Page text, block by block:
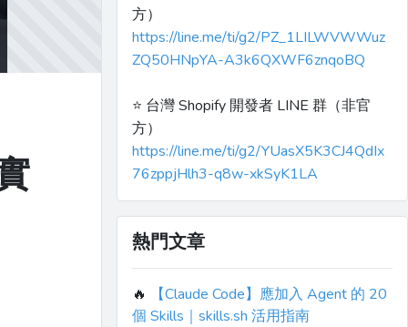
方）
https://line.me/ti/g2/PZ_1LILWVWWuz
ZQ50HNpYA-A3k6QXWF6znqoBQ
⭐️ 台灣 Shopify 開發者 LINE 群（非官
方）
https://line.me/ti/g2/YUasX5K3CJ4QdIx
76zppjHlh3-q8w-xkSyK1LA
熱門文章
🔥
【Claude Code】應加入 Agent 的 20
個 Skills｜skills.sh 活用指南